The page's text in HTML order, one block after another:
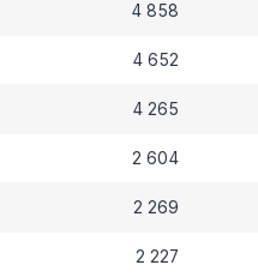
4 858
4 652
4 265
2 604
2 269
2 227